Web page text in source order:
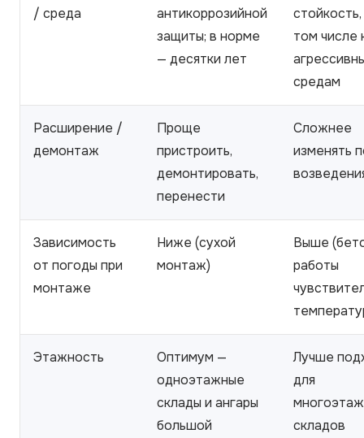
/ среда
антикоррозийной
защиты; в норме
— десятки лет
том числе
средам
Расширение /
демонтаж
Проще
пристроить,
демонтировать,
перенести
Сложнее
изменять
Зависимость
от погоды при
монтаже
Ниже (сухой
монтаж)
Выше
работы
Этажность
Оптимум —
одноэтажные
склады и ангары
большой
Лучше
для
складов